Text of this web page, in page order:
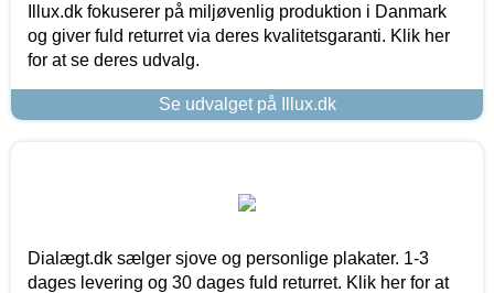
Illux.dk fokuserer på miljøvenlig produktion i Danmark
og giver fuld returret via deres kvalitetsgaranti. Klik her
for at se deres udvalg.
Se udvalget på Illux.dk
Dialægt.dk sælger sjove og personlige plakater. 1-3
dages levering og 30 dages fuld returret. Klik her for at